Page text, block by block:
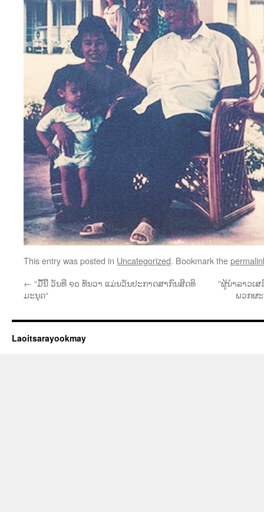
This entry was posted in Uncategorized. Bookmark the
← “ມື້ນີ້ ວັນທີ ໑໐ ທັນວາ ແມ່ນວັນປະກາດສາກົນສິດທິ
ມະນຸດ“
“ຜູ້ນຳລາວເ
ພວກຜ
Laoitsarayookmay